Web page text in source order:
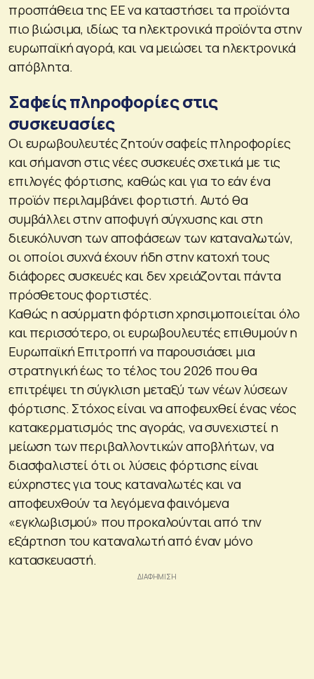
προσπάθεια της ΕΕ να καταστήσει τα προϊόντα
πιο βιώσιμα, ιδίως τα ηλεκτρονικά προϊόντα στην
ευρωπαϊκή αγορά, και να μειώσει τα ηλεκτρονικά
απόβλητα.
Σαφείς πληροφορίες στις
συσκευασίες
Οι ευρωβουλευτές ζητούν σαφείς πληροφορίες
και σήμανση στις νέες συσκευές σχετικά με τις
επιλογές φόρτισης, καθώς και για το εάν ένα
προϊόν περιλαμβάνει φορτιστή. Αυτό θα
συμβάλλει στην αποφυγή σύγχυσης και στη
διευκόλυνση των αποφάσεων των καταναλωτών,
οι οποίοι συχνά έχουν ήδη στην κατοχή τους
διάφορες συσκευές και δεν χρειάζονται πάντα
πρόσθετους φορτιστές.
Καθώς η ασύρματη φόρτιση χρησιμοποιείται όλο
και περισσότερο, οι ευρωβουλευτές επιθυμούν η
Ευρωπαϊκή Επιτροπή να παρουσιάσει μια
στρατηγική έως το τέλος του 2026 που θα
επιτρέψει τη σύγκλιση μεταξύ των νέων λύσεων
φόρτισης. Στόχος είναι να αποφευχθεί ένας νέος
κατακερματισμός της αγοράς, να συνεχιστεί η
μείωση των περιβαλλοντικών αποβλήτων, να
διασφαλιστεί ότι οι λύσεις φόρτισης είναι
εύχρηστες για τους καταναλωτές και να
αποφευχθούν τα λεγόμενα φαινόμενα
«εγκλωβισμού» που προκαλούνται από την
εξάρτηση του καταναλωτή από έναν μόνο
κατασκευαστή.